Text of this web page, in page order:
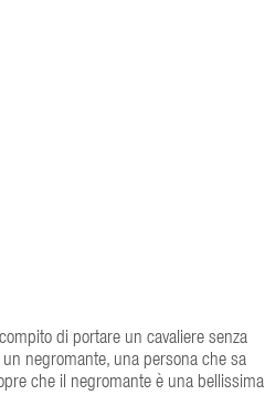
di portare un cavaliere senza
negromante, una persona che sa
che il negromante è una bellissima